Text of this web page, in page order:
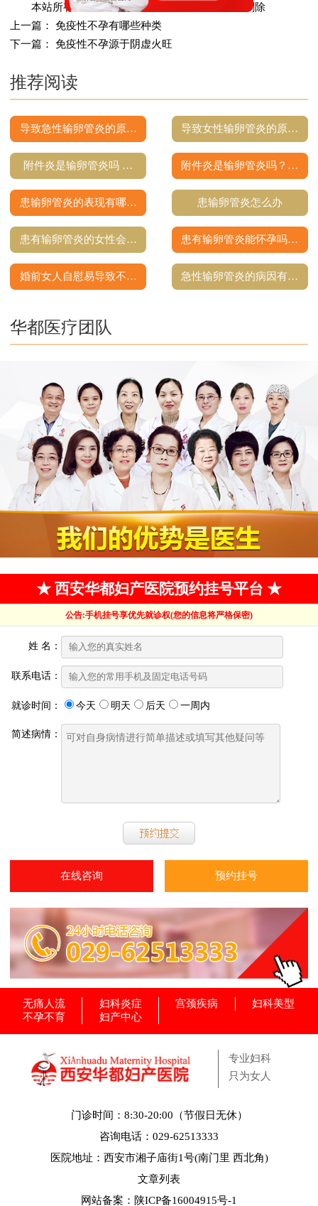
本站所有文章均来自网络，如有侵权，请联系删除
上一篇： 免疫性不孕有哪些种类
下一篇： 免疫性不孕源于阴虚火旺
推荐阅读
导致急性输卵管炎的原… 导致女性输卵管炎的原…
附件炎是输卵管炎吗 … 附件炎是输卵管炎吗？…
患输卵管炎的表现有哪… 患输卵管炎怎么办
患有输卵管炎的女性会… 患有输卵管炎能怀孕吗…
婚前女人自慰易导致不… 急性输卵管炎的病因有…
华都医疗团队
★ 西安华都妇产医院预约挂号平台 ★
公告:手机挂号享优先就诊权(您的信息将严格保密)
姓 名：
联系电话：
就诊时间： 今天 明天 后天 一周内
简述病情：
在线咨询 预约挂号
无痛人流 妇科炎症 宫颈疾病
妇科美型
不孕不育
妇产中心
专业妇科
只为女人
门诊时间：8:30-20:00（节假日无休）
咨询电话：029-62513333
医院地址：西安市湘子庙街1号(南门里 西北角)
文章列表
网站备案： 陕ICP备16004915号-1